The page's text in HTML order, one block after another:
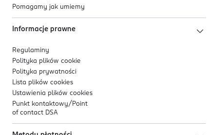
Pomagamy jak umiemy
Informacje prawne
Regulaminy
Polityka plików cookie
Polityka prywatności
Lista plików cookies
Ustawienia plików cookies
Punkt kontaktowy/ Point
of contact DSA